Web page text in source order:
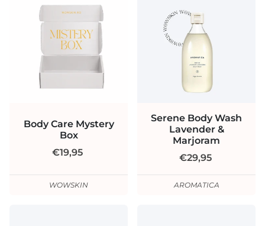
Body Care Mystery
Box
€19,95
WOWSKIN
Serene Body Wash
Lavender &
Marjoram
€29,95
AROMATICA